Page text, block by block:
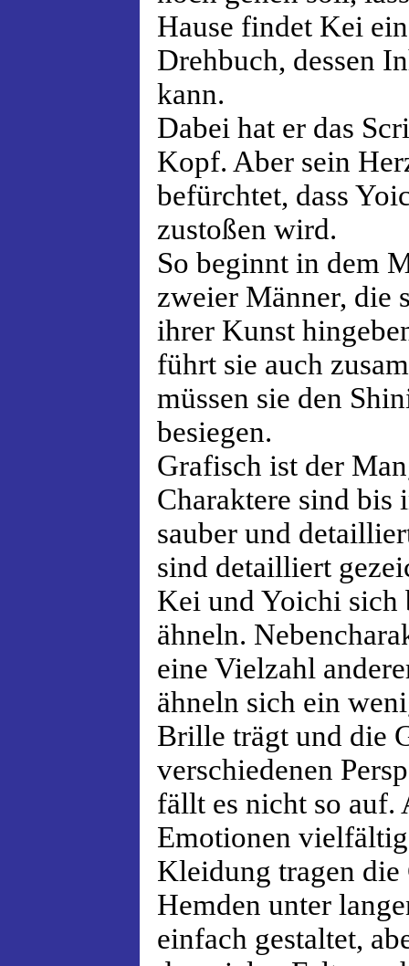
Hause findet Kei
Drehbuch, dessen
kann.
Dabei hat er das
Kopf. Aber sein
befürchtet, dass
zustoßen wird.
So beginnt in dem
zweier Männer, die
ihrer Kunst
führt sie auch
müssen sie den
besiegen.
Grafisch ist der
Charaktere sind bis
sauber und
sind detailliert
Kei und Yoichi sich
ähneln.
eine Vielzahl
ähneln sich ein
Brille trägt und die
verschiedenen
fällt es nicht so auf.
Emotionen
Kleidung tragen
Hemden unter
einfach gestaltet,